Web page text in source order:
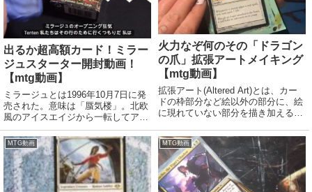
出るか超高額カード！ミラー
ジュスターター開封動画！
【mtg動画】
ミラージュとは1996年10月7日に発
売された。意味は「蜃気楼」。北欧
風のアイスエイジから一転してアフ
リカ風のジャムーラ大陸を舞台とす
る。 代表的なカードは雲散霧消、
最後の賭け、三種の教示者、自然の
均衡、死体の花、熱狂のイフリー
ト、呪われた...
火力なぞ何のその「ドラゴン
の爪」拡張アートメイキング
【mtg動画】
拡張アート(Altered Art)とは、カー
ドの枠部分など絵以外の部分に、絵
に現れていない部分を描き加えるこ
れたカードのこと。拡張アートをは
じめとする芸術的な修正を加えたカ
ードは認定大会で使用できるが、そ
の...
MTG動画 MTG動画